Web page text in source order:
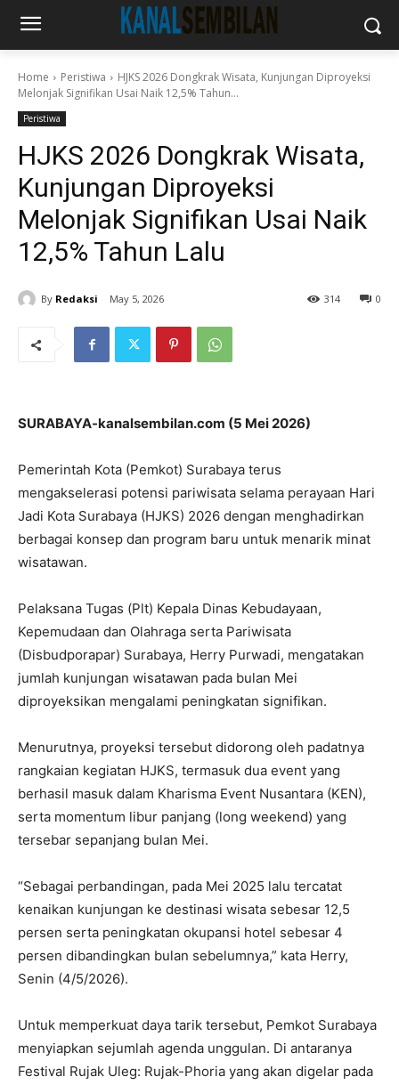
Home Peristiwa
HJKS 2026 Dongkrak Wisata, Kunjungan Diproyeksi
Melonjak Signifikan Usai Naik 12,5% Tahun...
Peristiwa
HJKS 2026 Dongkrak Wisata,
Kunjungan Diproyeksi
Melonjak Signifikan Usai Naik
12,5% Tahun Lalu
By Redaksi May 5, 2026 0
314
SURABAYA-kanalsembilan.com (5 Mei 2026)
Pemerintah Kota (Pemkot) Surabaya terus
mengakselerasi potensi pariwisata selama perayaan Hari
Jadi Kota Surabaya (HJKS) 2026 dengan menghadirkan
berbagai konsep dan program baru untuk menarik minat
wisatawan.
Pelaksana Tugas (Plt) Kepala Dinas Kebudayaan,
Kepemudaan dan Olahraga serta Pariwisata
(Disbudporapar) Surabaya, Herry Purwadi, mengatakan
jumlah kunjungan wisatawan pada bulan Mei
diproyeksikan mengalami peningkatan signifikan.
Menurutnya, proyeksi tersebut didorong oleh padatnya
rangkaian kegiatan HJKS, termasuk dua event yang
berhasil masuk dalam Kharisma Event Nusantara (KEN),
serta momentum libur panjang (long weekend) yang
tersebar sepanjang bulan Mei.
“Sebagai perbandingan, pada Mei 2025 lalu tercatat
kenaikan kunjungan ke destinasi wisata sebesar 12,5
persen serta peningkatan okupansi hotel sebesar 4
persen dibandingkan bulan sebelumnya,” kata Herry,
Senin (4/5/2026).
Untuk memperkuat daya tarik tersebut, Pemkot Surabaya
menyiapkan sejumlah agenda unggulan. Di antaranya
Festival Rujak Uleg: Rujak-Phoria yang akan digelar pada